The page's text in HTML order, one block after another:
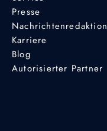
Presse
Nachrichtenredaktion
Karriere
Blog
Autorisierter Partner